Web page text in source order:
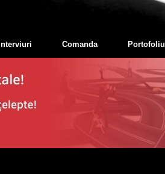
Interviuri Comanda Portofoliu